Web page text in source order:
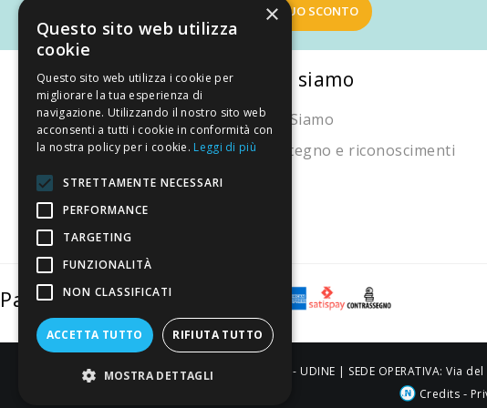
OTTIENI IL TUO SCONTO
La nostra convenienza
Il risparmio che fa ambiente
Il nostro manifesto
Il blog
Perché fidarti
Vendi con noi
Chi siamo
Chi Siamo
Sostegno e riconoscimenti
Pagamenti sicuri
Credits -
ALDIGIÙ S.R.L. | Via Cortazzis 15 33100 - UDINE | SEDE OPERATIVA:
×
Questo sito web utilizza
cookie
Questo sito web utilizza i cookie per
migliorare la tua esperienza di
navigazione. Utilizzando il nostro sito web
acconsenti a tutti i cookie in conformità con
la nostra policy per i cookie. Leggi di più
STRETTAMENTE NECESSARI
PERFORMANCE
TARGETING
FUNZIONALITÀ
NON CLASSIFICATI
ACCETTA TUTTO RIFIUTA TUTTO
MOSTRA DETTAGLI